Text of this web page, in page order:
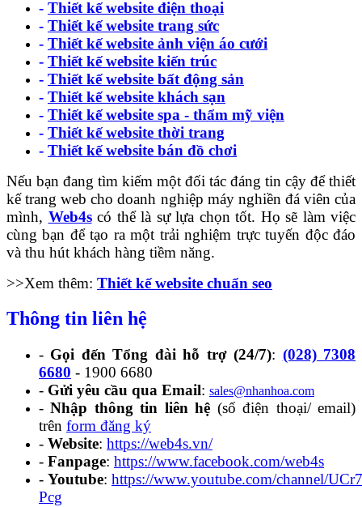
- Thiết kế website điện thoại
- Thiết kế website trang sức
- Thiết kế website ảnh viện áo cưới
- Thiết kế website kiến trúc
- Thiết kế website bất động sản
- Thiết kế website khách sạn
- Thiết kế website spa - thẩm mỹ viện
- Thiết kế website thời trang
- Thiết kế website bán đồ chơi
Nếu bạn đang tìm kiếm một đối tác đáng tin cậy để thiết
kế trang web cho doanh nghiệp máy nghiền đá viên của
mình, Web4scó thể là sự lựa chọn tốt. Họ sẽ làm việc
cùng bạn để tạo ra một trải nghiệm trực tuyến độc đáo
và thu hút khách hàng tiềm năng.
>>Xem thêm: Thiết kế website chuẩn seo
Thông tin liên hệ
- Gọi đến Tổng đài hỗ trợ (24/7): (028) 7308
6680 - 1900 6680
- Gửi yêu cầu qua Email: sales@nhanhoa.com
-Nhập thông tin liên hệ (số điện thoại/ email)
trên form đăng ký
- Website: https://web4s.vn/
- Fanpage: https://www.facebook.com/web4s
- Youtube: https://www.youtube.com/channel/
Pcg